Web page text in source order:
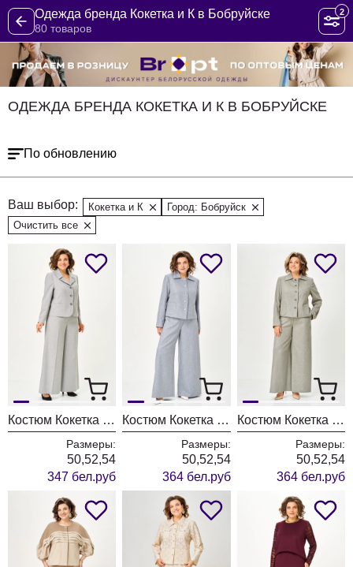
Одежда бренда Кокетка и К в Бобруйске
80 товаров
2
ОДЕЖДА БРЕНДА КОКЕТКА И К В БОБРУЙСКЕ
По обновлению
Ваш выбор: Кокетка и К
Город: Бобруйск
Очистить все
Костюм Кокетка и К 1373-1 серый
Размеры:
50,52,54
347 бел.руб
Костюм Кокетка и К 1372-1 голубой
Размеры:
50,52,54
364 бел.руб
Костюм Кокетка и К 1372 оливка
Размеры:
50,52,54
364 бел.руб